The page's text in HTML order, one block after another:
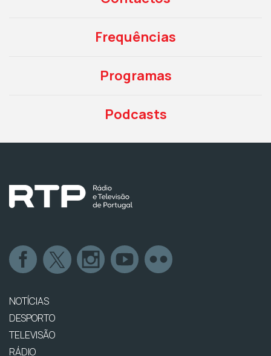
Frequências
Programas
Podcasts
NOTÍCIAS
DESPORTO
TELEVISÃO
RÁDIO